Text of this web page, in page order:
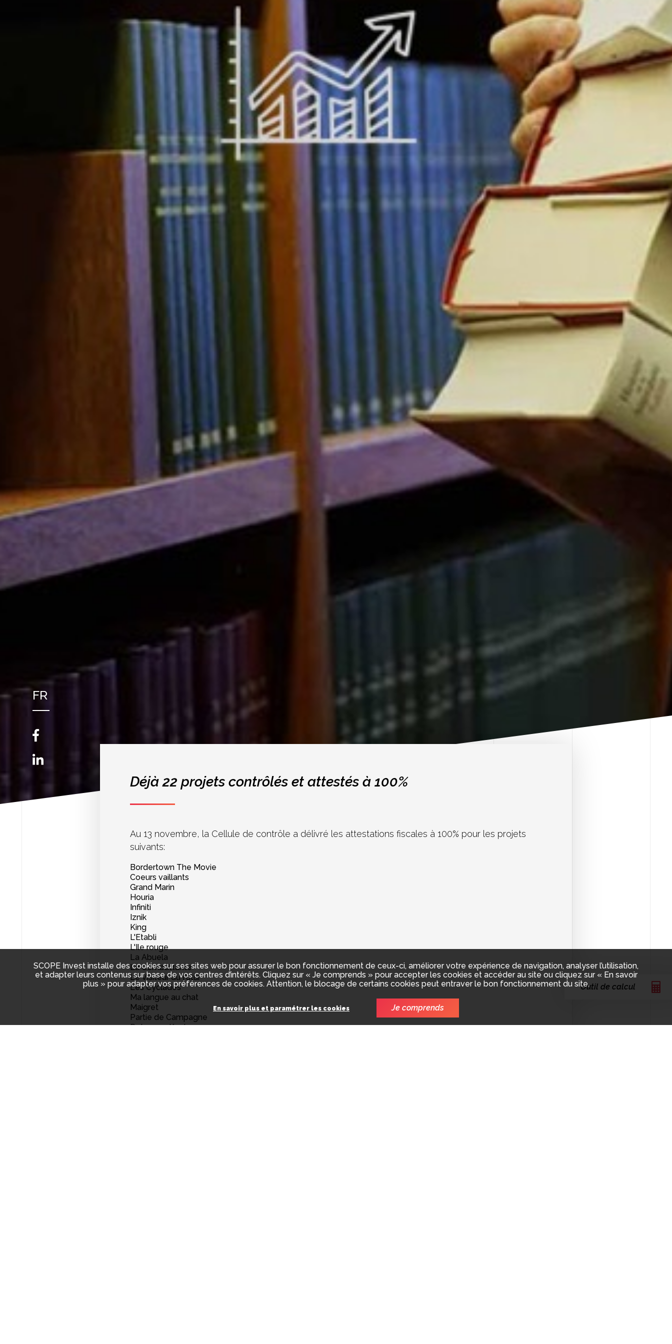
FR
EN
Déjà 22 projets contrôlés et attestés à 100%
Au 13 novembre, la Cellule de contrôle a délivré les attestations fiscales à 100% pour les projets
suivants:
Bordertown The Movie
Coeurs vaillants
Grand Marin
Houria
Infiniti
Iznik
King
L'Etabli
L'Ile rouge
La Abuela
La Combattante
Le Visiteur du futur
Les Cyclades
Ma langue au chat
Maigret
Partie de Campagne
Peter von Kant
Outil de calcul
SCOPE Invest installe des cookies sur ses sites web pour assurer le bon fonctionnement de ceux-ci, améliorer votre expérience de navigation, analyser l’utilisation,
et adapter leurs contenus sur base de vos centres d’intérêts. Cliquez sur « Je comprends » pour accepter les cookies et accéder au site ou cliquez sur « En savoir
plus » pour adapter vos préférences de cookies. Attention, le blocage de certains cookies peut entraver le bon fonctionnement du site.
En savoir plus et paramétrer les cookies Je comprends